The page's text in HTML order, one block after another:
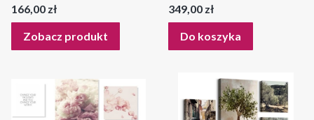
Cena
166,00 zł
Zobacz produkt
Cena
349,00 zł
Do koszyka